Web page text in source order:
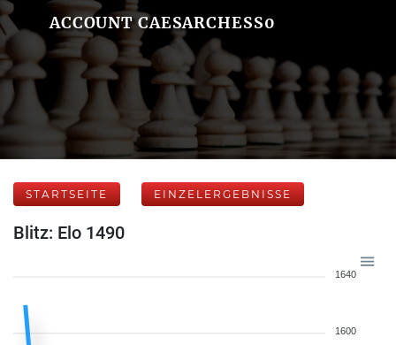
ACCOUNT CAESARCHESS0
STARTSEITE EINZELERGEBNISSE
Blitz: Elo 1490
1640
1600